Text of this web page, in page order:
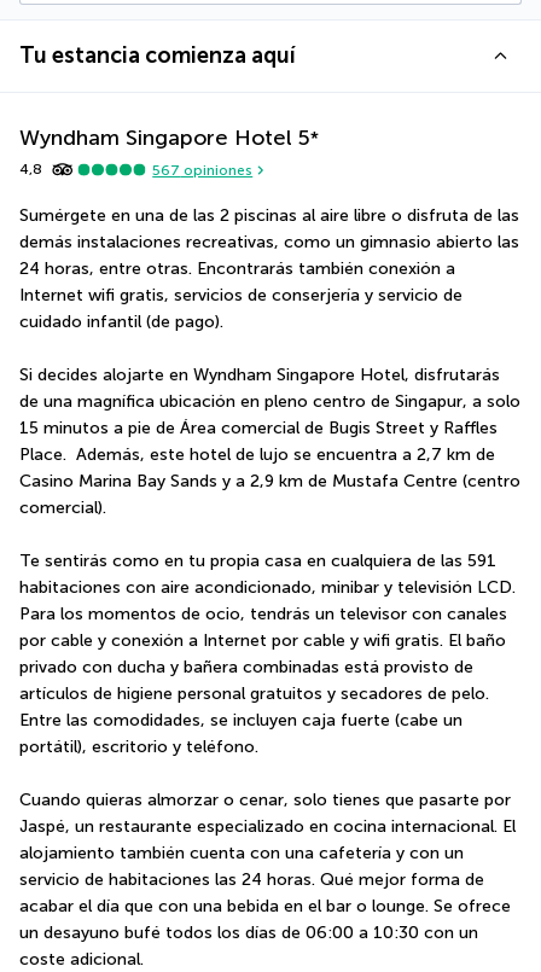
Tu estancia comienza aquí
Wyndham Singapore Hotel 5*
4,8 567 opiniones
Sumérgete en una de las 2 piscinas al aire libre o disfruta de las
demás instalaciones recreativas, como un gimnasio abierto las
24 horas, entre otras. Encontrarás también conexión a
Internet wifi gratis, servicios de conserjería y servicio de
cuidado infantil (de pago).
Si decides alojarte en Wyndham Singapore Hotel, disfrutarás
de una magnífica ubicación en pleno centro de Singapur, a solo
15 minutos a pie de Área comercial de Bugis Street y Raffles
Place.  Además, este hotel de lujo se encuentra a 2,7 km de
Casino Marina Bay Sands y a 2,9 km de Mustafa Centre (centro
comercial).
Te sentirás como en tu propia casa en cualquiera de las 591
habitaciones con aire acondicionado, minibar y televisión LCD.
Para los momentos de ocio, tendrás un televisor con canales
por cable y conexión a Internet por cable y wifi gratis. El baño
privado con ducha y bañera combinadas está provisto de
artículos de higiene personal gratuitos y secadores de pelo.
Entre las comodidades, se incluyen caja fuerte (cabe un
portátil), escritorio y teléfono.
Cuando quieras almorzar o cenar, solo tienes que pasarte por
Jaspé, un restaurante especializado en cocina internacional. El
alojamiento también cuenta con una cafetería y con un
servicio de habitaciones las 24 horas. Qué mejor forma de
acabar el día que con una bebida en el bar o lounge. Se ofrece
un desayuno bufé todos los días de 06:00 a 10:30 con un
coste adicional.